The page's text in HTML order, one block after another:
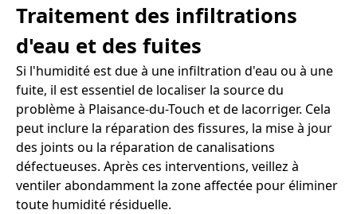
Traitement des infiltrations
d'eau et des fuites
Si l'humidité est due à une infiltration d'eau ou à une
fuite, il est essentiel de localiser la source du
problème à Plaisance-du-Touch et de lacorriger. Cela
peut inclure la réparation des fissures, la mise à jour
des joints ou la réparation de canalisations
défectueuses. Après ces interventions, veillez à
ventiler abondamment la zone affectée pour éliminer
toute humidité résiduelle.